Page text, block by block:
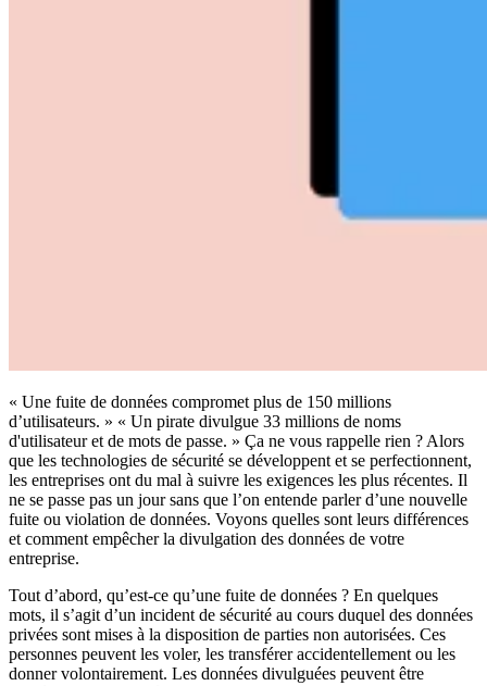
« Une fuite de données compromet plus de 150 millions
d’utilisateurs. » « Un pirate divulgue 33 millions de noms
d'utilisateur et de mots de passe. » Ça ne vous rappelle rien ? Alors
que les technologies de sécurité se développent et se perfectionnent,
les entreprises ont du mal à suivre les exigences les plus récentes. Il
ne se passe pas un jour sans que l’on entende parler d’une nouvelle
fuite ou violation de données. Voyons quelles sont leurs différences
et comment empêcher la divulgation des données de votre
entreprise.
Tout d’abord, qu’est-ce qu’une fuite de données ? En quelques
mots, il s’agit d’un incident de sécurité au cours duquel des données
privées sont mises à la disposition de parties non autorisées. Ces
personnes peuvent les voler, les transférer accidentellement ou les
donner volontairement. Les données divulguées peuvent être